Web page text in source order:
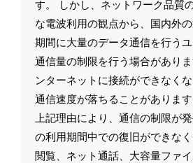
す。 しかし、ネットワーク品質
な電波利用の観点から、国内外
期間に大量のデータ通信を行うユ
通信量の制限を行う場合があり
ンターネットに接続ができなく
通信速度が落ちることがあります
上記理由により、通信の制限が
の利用期間中での復旧ができな
閲覧、ネット通話、大容量ファ